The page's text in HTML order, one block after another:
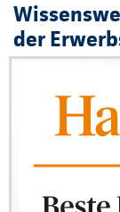
der